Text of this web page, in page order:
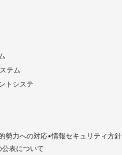
テム
トシステ
勢力への対応 情報セキュリティ方針
表について